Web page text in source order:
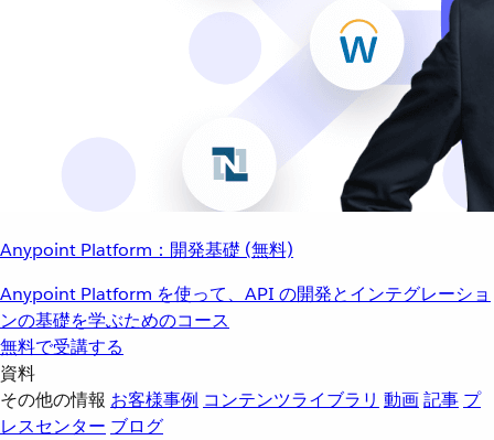
Anypoint Platform：開発基礎 (無料)
Anypoint Platform を使って、API の開発とインテグレーショ
ンの基礎を学ぶためのコース
無料で受講する
資料
その他の情報 お客様事例 コンテンツライブラリ 動画記事 プ
レスセンター ブログ